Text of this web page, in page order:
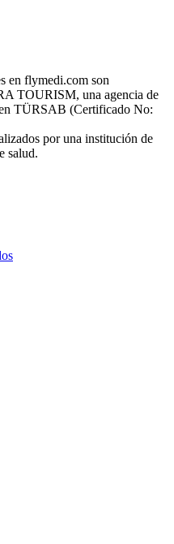
en flymedi.com son
TOURISM, una agencia de
TÜRSAB (Certificado No:
por una institución de
salud.